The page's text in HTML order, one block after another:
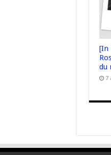
[In
du
7